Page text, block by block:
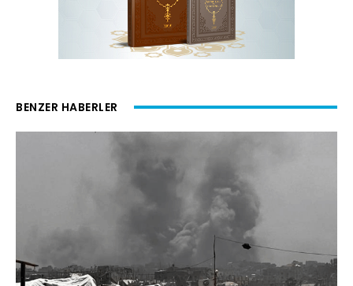
BENZER HABERLER